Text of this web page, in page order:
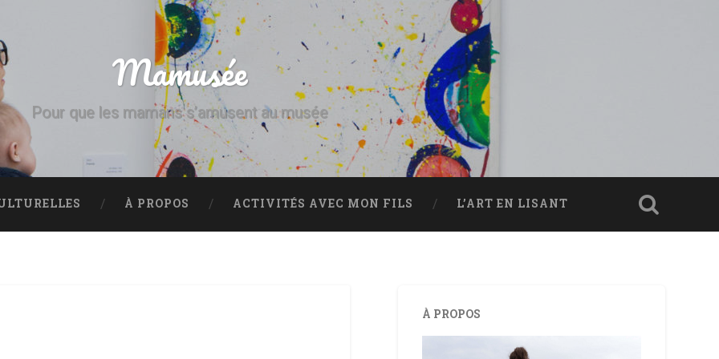
Mamusée
Pour que les mamans s’amusent au musée
À PROPOS ACTIVITÉS AVEC MON FILS L’ART EN LISANT
À PROPOS